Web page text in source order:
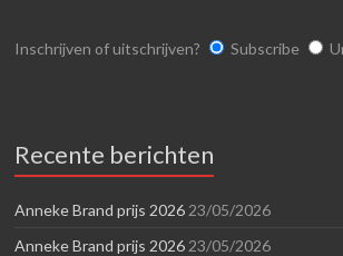
Inschrijven of uitschrijven? Subscribe
Recente berichten
Anneke Brand prijs 2026 23/05/2026
Anneke Brand prijs 2026 23/05/2026